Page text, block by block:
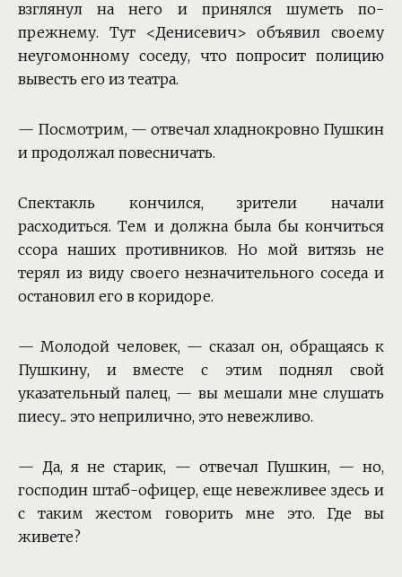
взглянул на него и принялся шуметь по-
прежнему. Тут <Денисевич> объявил своему
неугомонному соседу, что попросит полицию
вывесть его из театра.
— Посмотрим, — отвечал хладнокровно Пушкин
и продолжал повесничать.
Спектакль кончился, зрители начали
расходиться. Тем и должна была бы кончиться
ссора наших противников. Но мой витязь не
терял из виду своего незначительного соседа и
остановил его в коридоре.
— Молодой человек, — сказал он, обращаясь к
Пушкину, и вместе с этим поднял свой
указательный палец, — вы мешали мне слушать
пиесу... это неприлично, это невежливо.
— Да, я не старик, — отвечал Пушкин, — но,
господин штаб-офицер, еще невежливее здесь и
с таким жестом говорить мне это. Где вы
живете?